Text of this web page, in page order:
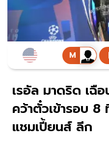
เรอัล มาดริด เฉื
คว้าตั๋วเข้ารอบ
แชมเปี้ยนส์ ลีก